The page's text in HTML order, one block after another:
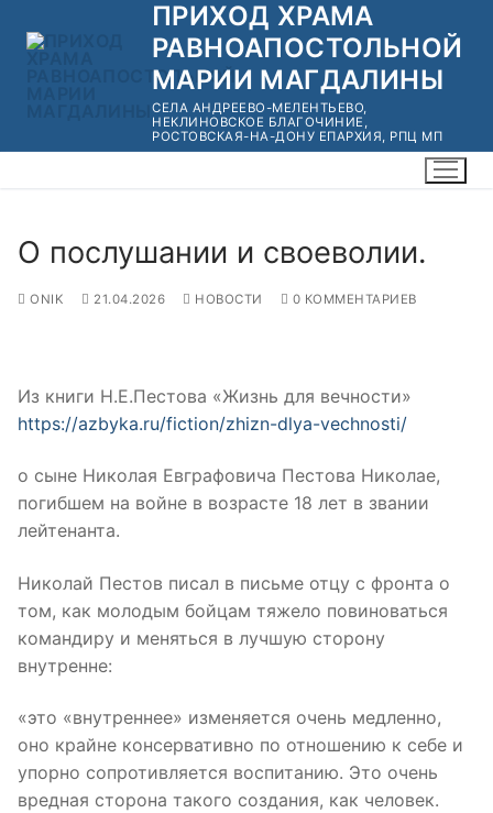
ПРИХОД ХРАМА
РАВНОАПОСТОЛЬНОЙ
МАРИИ МАГДАЛИНЫ
СЕЛА АНДРЕЕВО-МЕЛЕНТЬЕВО,
НЕКЛИНОВСКОЕ БЛАГОЧИНИЕ,
РОСТОВСКАЯ-НА-ДОНУ ЕПАРХИЯ, РПЦ МП
О послушании и своеволии.
ONIK 21.04.2026 НОВОСТИ 0 КОММЕНТАРИЕВ
Из книги Н.Е.Пестова «Жизнь для вечности»
https://azbyka.ru/fiction/zhizn-dlya-vechnosti/
о сыне Николая Евграфовича Пестова Николае,
погибшем на войне в возрасте 18 лет в звании
лейтенанта.
Николай Пестов писал в письме отцу с фронта о
том, как молодым бойцам тяжело повиноваться
командиру и меняться в лучшую сторону
внутренне:
«это «внутреннее» изменяется очень медленно,
оно крайне консервативно по отношению к себе и
упорно сопротивляется воспитанию. Это очень
вредная сторона такого создания, как человек.